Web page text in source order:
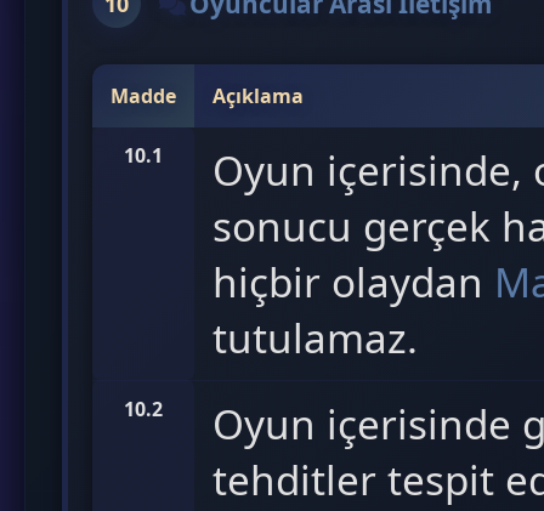
Madde Açıklama
10.1
Oyun içerisinde,
sonucu gerçek
hiçbir olaydan
tutulamaz.
10.2
Oyun içerisinde
tehditler tespit